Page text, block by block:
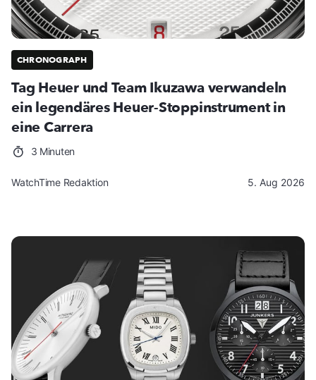
CHRONOGRAPH
Tag Heuer und Team Ikuzawa verwandeln
ein legendäres Heuer-Stoppinstrument in
eine Carrera
3 Minuten
WatchTime Redaktion 5. Aug 2026